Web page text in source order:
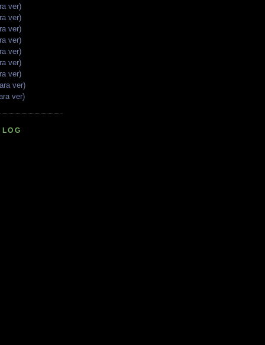
ver)
ver)
ver)
ver)
ver)
ver)
ver)
ver)
ver)